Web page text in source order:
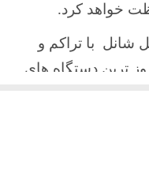
خواهد کرد.
شانل با تراکم و
ترین دستگاه های
دوخته‌شده